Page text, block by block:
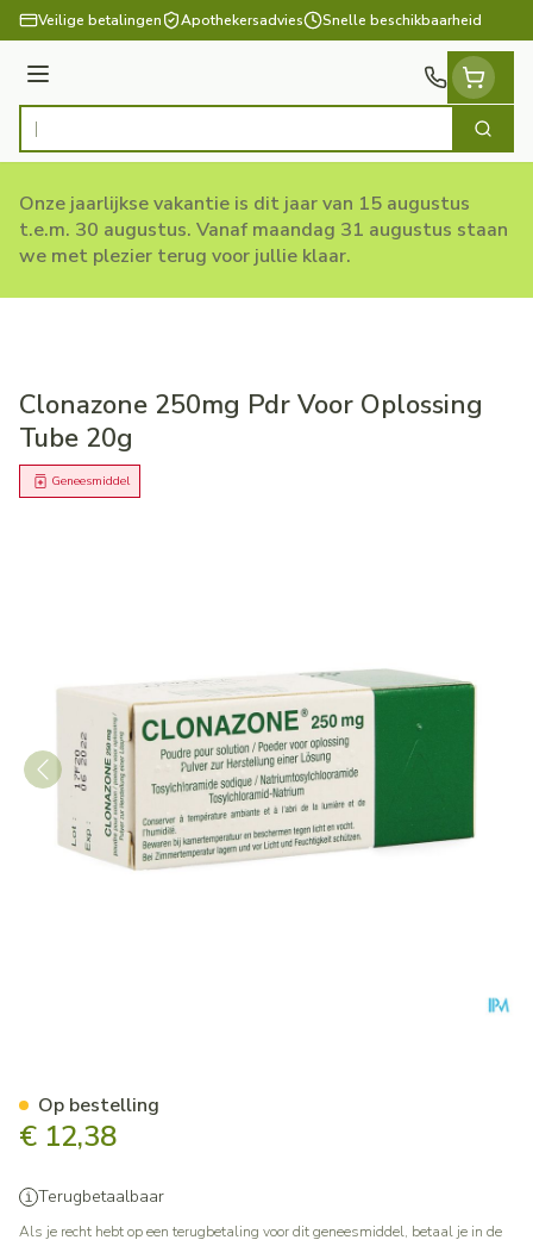
Ga naar de inhoud
Veilige betalingen Apothekersadvies Snelle beschikbaarheid
Menu
Product, merk, categorie... Zoek
Onze jaarlijkse vakantie is dit jaar van 15 augustus
t.e.m. 30 augustus. Vanaf maandag 31 augustus staan
we met plezier terug voor jullie klaar.
Clonazone 250mg Pdr Voor Oplossing
Tube 20g
Geneesmiddel
€ 12,38
Terugbetaalbaar
Als je recht hebt op een terugbetaling voor dit geneesmiddel, betaal je in de
Op bestelling